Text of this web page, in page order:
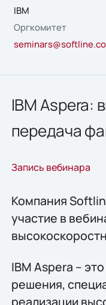
IBM
Оргкомитет
IBM Aspera:
передача
Запись вебинара
Компания
участие в
IBM Aspera –
решения,
реализации